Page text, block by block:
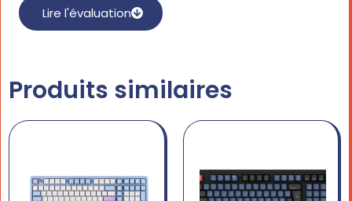
Lire l'évaluation
Produits similaires